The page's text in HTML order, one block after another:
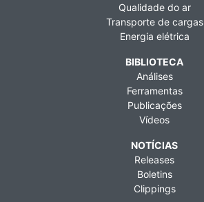
Qualidade do ar
Transporte de cargas
Energia elétrica
BIBLIOTECA
Análises
Ferramentas
Publicações
Vídeos
NOTÍCIAS
Releases
Boletins
Clippings